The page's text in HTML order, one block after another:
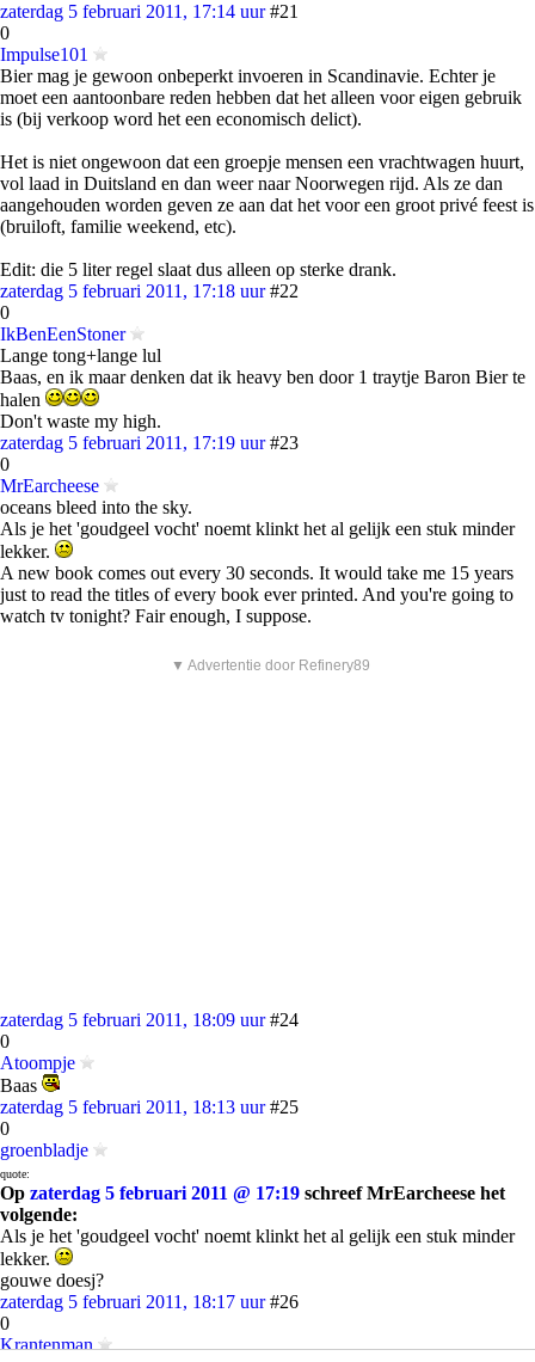
zaterdag 5 februari 2011, 17:14 uur #21
0
Impulse101
Bier mag je gewoon onbeperkt invoeren in Scandinavie. Echter je
moet een aantoonbare reden hebben dat het alleen voor eigen gebruik
is (bij verkoop word het een economisch delict).
Het is niet ongewoon dat een groepje mensen een vrachtwagen huurt,
vol laad in Duitsland en dan weer naar Noorwegen rijd. Als ze dan
aangehouden worden geven ze aan dat het voor een groot privé feest is
(bruiloft, familie weekend, etc).
Edit: die 5 liter regel slaat dus alleen op sterke drank.
zaterdag 5 februari 2011, 17:18 uur #22
0
IkBenEenStoner
Lange tong+lange lul
Baas, en ik maar denken dat ik heavy ben door 1 traytje Baron Bier te
halen
Don't waste my high.
zaterdag 5 februari 2011, 17:19 uur #23
0
MrEarcheese
oceans bleed into the sky.
Als je het 'goudgeel vocht' noemt klinkt het al gelijk een stuk minder
lekker.
A new book comes out every 30 seconds. It would take me 15 years
just to read the titles of every book ever printed. And you're going to
watch tv tonight? Fair enough, I suppose.
▼ Advertentie door Refinery89
zaterdag 5 februari 2011, 18:09 uur #24
0
Atoompje
Baas
zaterdag 5 februari 2011, 18:13 uur #25
0
groenbladje
quote:
Op zaterdag 5 februari 2011 @ 17:19 schreef MrEarcheese het
volgende:
Als je het 'goudgeel vocht' noemt klinkt het al gelijk een stuk minder
lekker.
gouwe doesj?
zaterdag 5 februari 2011, 18:17 uur #26
0
Krantenman